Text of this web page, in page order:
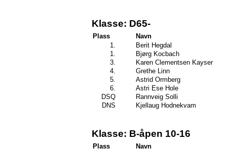
Klasse: D65-
Plass
Navn
1.
Berit Hegdal
1.
Bjørg Kocbach
3.
Karen Clementsen Kayser
4.
Grethe Linn
5.
Astrid Ormberg
6.
Astri Ese Hole
DSQ
Rannveig Solli
DNS
Kjellaug Hodnekvam
Klasse: B-åpen 10-16
Plass Navn